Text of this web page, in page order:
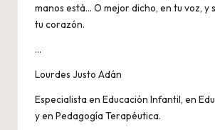
manos está… O mejor dicho, en tu voz, y
tu corazón.
…
Lourdes Justo Adán
Especialista en Educación Infantil, en
y en Pedagogía Terapéutica.